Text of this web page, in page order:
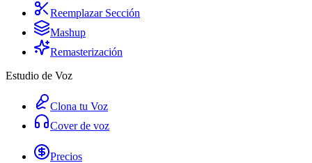
Reemplazar Sección
Mashup
Remasterización
Estudio de Voz
Clona tu Voz
Cover de voz
Precios